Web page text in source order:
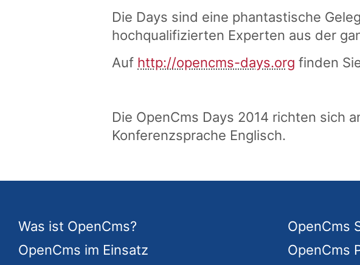
Die Days sind eine phantastische
hochqualifizierten Experten aus der
Auf http://opencms-days.org finden
Die OpenCms Days 2014 richten sich
Konferenzsprache Englisch.
Was ist OpenCms?
OpenCms im Einsatz
OpenCms
OpenCms